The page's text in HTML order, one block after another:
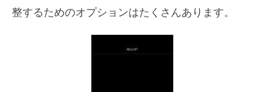
整するためのオプションはたくさんあります。